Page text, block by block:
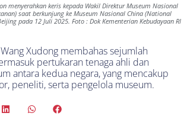
menyerahkan keris kepada Wakil Direktur Museum Nasional
saat berkunjung ke Museum Nasional China (National
pada 12 Juli 2025. Foto : Dok Kementerian Kebudayaan RI
Xudong membahas sejumlah
pertukaran tenaga ahli dan
antara kedua negara, yang mencakup
peneliti, serta pengelola museum.